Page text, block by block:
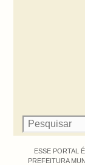
ESSE PORTAL
PREFEITURA